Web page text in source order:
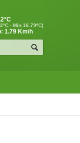
°C
- Min.16.79ºC)
1.79 Km/h